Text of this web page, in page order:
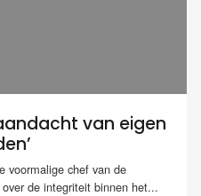
van eigen
voormalige chef van de
de integriteit binnen het...